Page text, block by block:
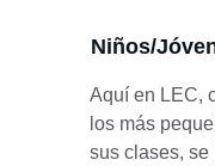
Niños/
Aquí en LEC,
los más
sus clases, se